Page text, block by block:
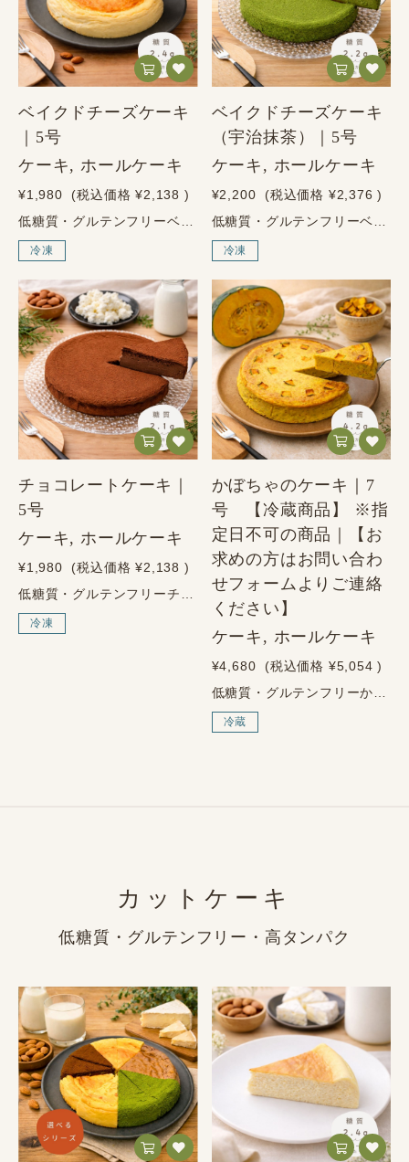
ベイクドチーズケーキ
｜5号
ケーキ, ホールケーキ
¥1,980 (税込価格 ¥2,138 )
冷凍
ベイクドチーズケーキ
（宇治抹茶）｜5号
ケーキ, ホールケーキ
¥2,200 (税込価格 ¥2,376 )
冷凍
チョコレートケーキ｜
5号
ケーキ, ホールケーキ
¥1,980 (税込価格 ¥2,138 )
冷凍
かぼちゃのケーキ｜7
号 【冷蔵商品】 ※指
定日不可の商品｜【お
求めの方はお問い合わ
せフォームよりご連絡
ください】
ケーキ, ホールケーキ
¥4,680 (税込価格 ¥5,054 )
冷蔵
カットケーキ
低糖質・グルテンフリー・高タンパク